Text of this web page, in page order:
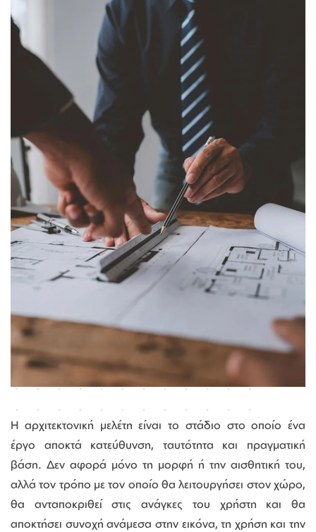
Η αρχιτεκτονική μελέτη είναι το στάδιο στο οποίο ένα
έργο αποκτά κατεύθυνση, ταυτότητα και πραγματική
βάση. Δεν αφορά μόνο τη μορφή ή την αισθητική του,
αλλά τον τρόπο με τον οποίο θα λειτουργήσει στον χώρο,
θα ανταποκριθεί στις ανάγκες του χρήστη και θα
αποκτήσει συνοχή ανάμεσα στην εικόνα, τη χρήση και την